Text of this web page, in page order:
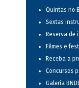
Quintas no
Sextas
Reserva de
Filmes e
Receba a
Concursos
Galeria